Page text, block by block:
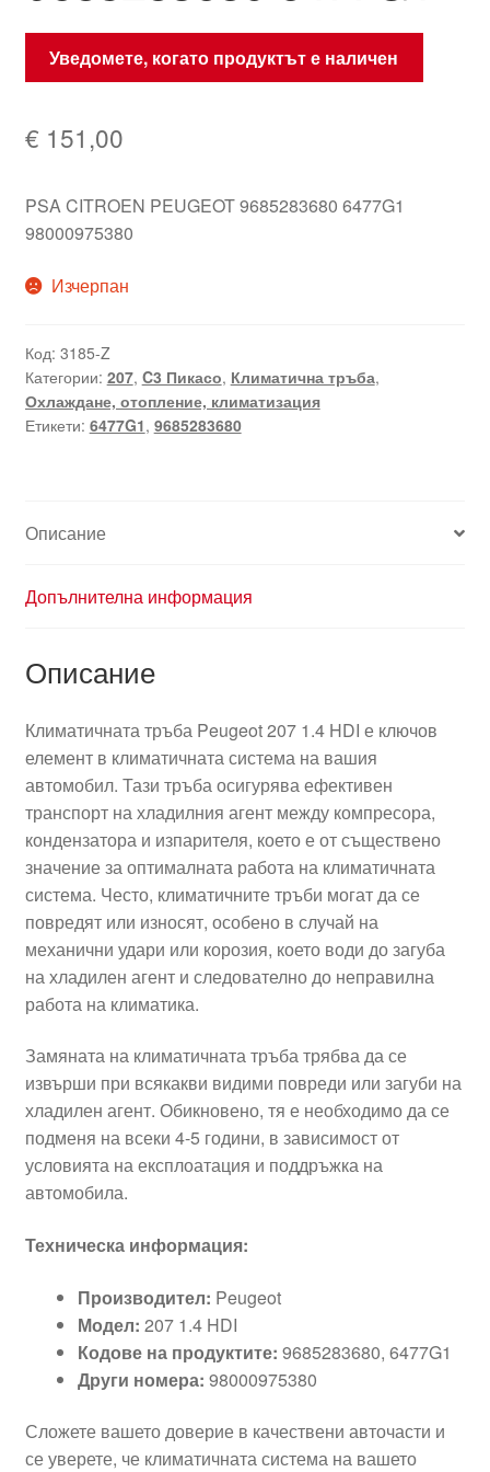
Уведомете, когато продуктът е наличен
€ 151,00
PSA CITROEN PEUGEOT 9685283680 6477G1
98000975380
Изчерпан
Код: 3185-Z
Категории: 207, C3 Пикасо, Климатична тръба,
Охлаждане, отопление, климатизация
Етикети: 6477G1, 9685283680
Описание
Допълнителна информация
Описание
Климатичната тръба Peugeot 207 1.4 HDI е ключов
елемент в климатичната система на вашия
автомобил. Тази тръба осигурява ефективен
транспорт на хладилния агент между компресора,
кондензатора и изпарителя, което е от съществено
значение за оптималната работа на климатичната
система. Често, климатичните тръби могат да се
повредят или износят, особено в случай на
механични удари или корозия, което води до загуба
на хладилен агент и следователно до неправилна
работа на климатика.
Замяната на климатичната тръба трябва да се
извърши при всякакви видими повреди или загуби на
хладилен агент. Обикновено, тя е необходимо да се
подменя на всеки 4-5 години, в зависимост от
условията на експлоатация и поддръжка на
автомобила.
Техническа информация:
Производител: Peugeot
Модел: 207 1.4 HDI
Кодове на продуктите: 9685283680, 6477G1
Други номера: 98000975380
Сложете вашето доверие в качествени авточасти и
се уверете, че климатичната система на вашето